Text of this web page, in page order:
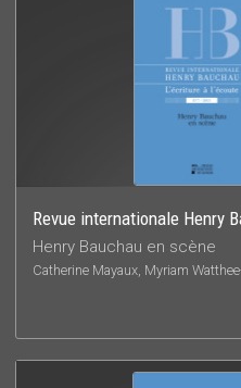
Revue internationale Henry
Henry Bauchau en scène
Catherine Mayaux, Myriam